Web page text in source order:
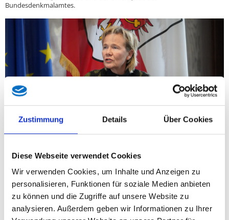
Zustimmung Details Über Cookies
Diese Webseite verwendet Cookies
Wir verwenden Cookies, um Inhalte und Anzeigen zu
personalisieren, Funktionen für soziale Medien anbieten
zu können und die Zugriffe auf unsere Website zu
analysieren. Außerdem geben wir Informationen zu Ihrer
Bundesdenkmalamtes.
Die aktuelle parlamentarische Anfragebeantwortung von SPÖ-
Vizekanzler Andreas Babler zur Anfrage des Tiroler FPÖ-
Nationalrat Peter Wurm und weiterer Abgeordneter bezüglich
des fragwürdigen Abrisses des ehemaligen Gasthauses
Weisses Rössl in Gries am Brenner bestärkt die FPÖ-